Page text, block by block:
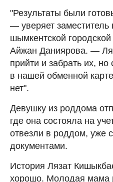
"Результаты были
— уверяет заместитель
шымкентской
Айжан Даниярова. —
прийти и забрать их,
в нашей обменной
нет".
Девушку из роддома
где она состояла на
отвезли в роддом, уже
документами.
История Лязат
хорошо. Молодая мама